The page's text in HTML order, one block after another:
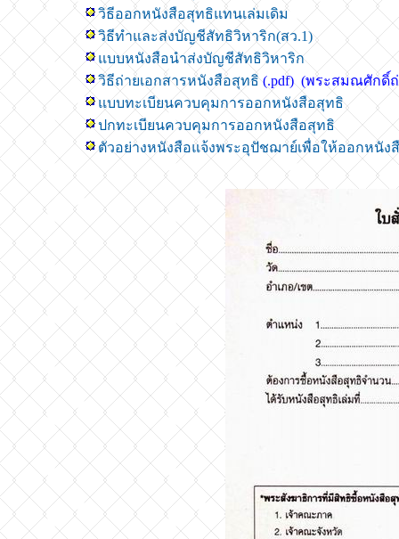
วิธีออกหนังสือสุทธิแทนเล่มเดิม
วิธีทำและส่งบัญชีสัทธิวิหาริก(สว.1)
แบบหนังสือนำส่งบัญชีสัทธิวิหาริก
วิธีถ่ายเอกสารหนังสือสุทธิ(.pdf) (พระสมณศักดิ์
แบบทะเบียนควบคุมการออกหนังสือสุทธิ
ปกทะเบียนควบคุมการออกหนังสือสุทธิ
ตัวอย่างหนังสือแจ้งพระอุปัชฌาย์เพื่อให้ออกหนั